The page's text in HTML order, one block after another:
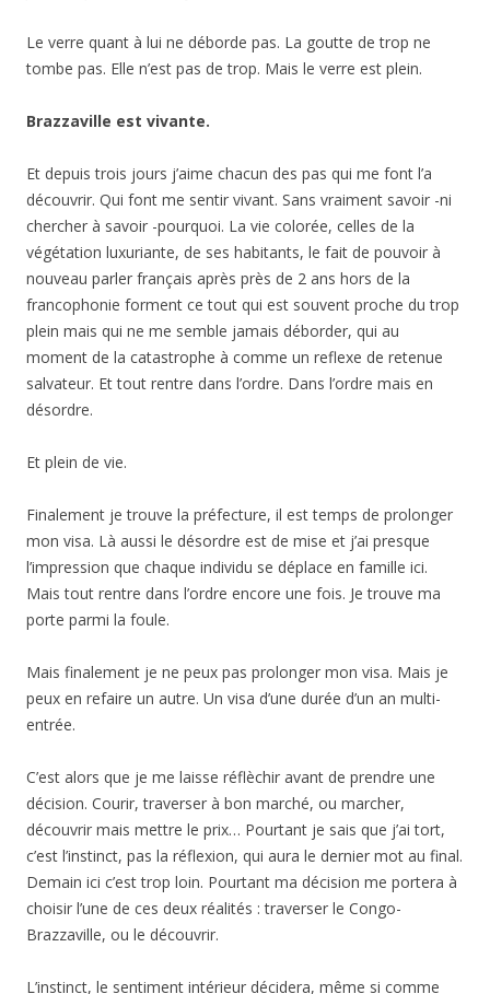
Le verre quant à lui ne déborde pas. La goutte de trop ne
tombe pas. Elle n’est pas de trop. Mais le verre est plein.
Brazzaville est vivante.
Et depuis trois jours j’aime chacun des pas qui me font l’a
découvrir. Qui font me sentir vivant. Sans vraiment savoir -ni
chercher à savoir -pourquoi. La vie colorée, celles de la
végétation luxuriante, de ses habitants, le fait de pouvoir à
nouveau parler français après près de 2 ans hors de la
francophonie forment ce tout qui est souvent proche du trop
plein mais qui ne me semble jamais déborder, qui au
moment de la catastrophe à comme un reflexe de retenue
salvateur. Et tout rentre dans l’ordre. Dans l’ordre mais en
désordre.
Et plein de vie.
Finalement je trouve la préfecture, il est temps de prolonger
mon visa. Là aussi le désordre est de mise et j’ai presque
l’impression que chaque individu se déplace en famille ici.
Mais tout rentre dans l’ordre encore une fois. Je trouve ma
porte parmi la foule.
Mais finalement je ne peux pas prolonger mon visa. Mais je
peux en refaire un autre. Un visa d’une durée d’un an multi-
entrée.
C’est alors que je me laisse réflèchir avant de prendre une
décision. Courir, traverser à bon marché, ou marcher,
découvrir mais mettre le prix… Pourtant je sais que j’ai tort,
c’est l’instinct, pas la réflexion, qui aura le dernier mot au final.
Demain ici c’est trop loin. Pourtant ma décision me portera à
choisir l’une de ces deux réalités : traverser le Congo-
Brazzaville, ou le découvrir.
L’instinct, le sentiment intérieur décidera, même si comme